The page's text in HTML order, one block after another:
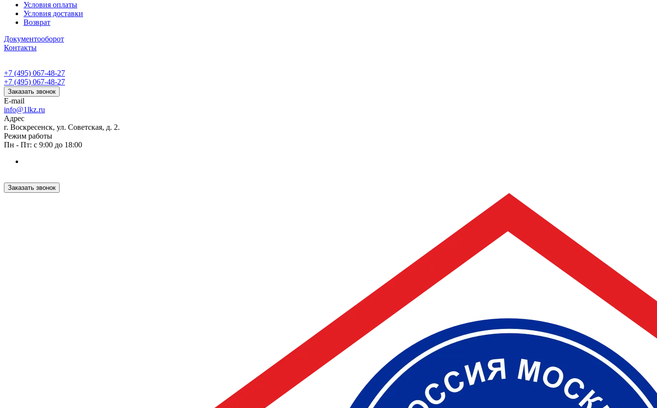
Условия оплаты
Условия доставки
Возврат
Документооборот
Контакты
+7 (495) 067-48-27
+7 (495) 067-48-27
Заказать звонок
E-mail
info@1lkz.ru
Адрес
г. Воскресенск, ул. Советская, д. 2.
Режим работы
Пн - Пт: с 9:00 до 18:00
Заказать звонок